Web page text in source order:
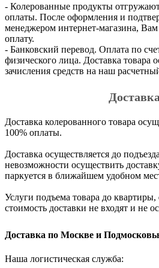
- Колерованные продукты
оплаты. После оформления и
менеджером интернет-магазина,
оплату.
- Банковский перевод. Оплата по
физического лица. Доставка товара
зачисления средств на наш
Доставка
Доставка колерованного товара
100% оплаты.
Доставка осуществляется до
невозможности осуществить
паркуется в ближайшем удобном
Услуги подъема товара до
стоимость доставки не входят и не
Доставка по Москве и
Наша логистическая служба: